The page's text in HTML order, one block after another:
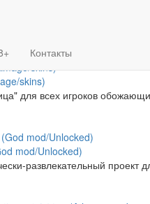
Контактыкомментариям
skins)
для всех игроков
mod/Unlocked)
развлекательный проект